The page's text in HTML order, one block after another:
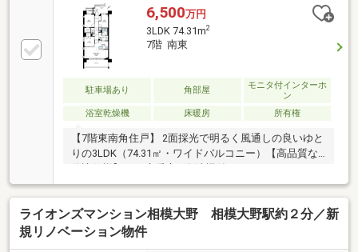
心設計】 相模大野駅徒歩1分 × 地震の揺れを抑える
「免震構造」マンション【収納＆セキュリティ】 WIC
をはじめ全居室収納完備。オートロック・防犯カメ
ラ・宅配BOX設置【ペット飼育可】 ペット用施設有。
現在空家のため、ゆっくりとご内覧いただけます
6,500万円
3LDK 74.31m2
7階 南東
駐車場あり 角部屋
モニタ付インターホ
ン
浴室乾燥機
床暖房 所有権
【7階東南角住戸】 2面採光で明るく風通しの良いゆと
りの3LDK（74.31㎡・ワイドバルコニー）【高品質な
/ 1坪サイズ浴室乾燥機 / タンクレストイレ【利便＆安
心設計】 相模大野駅徒歩1分 × 地震の揺れを抑える
「免震構造」マンション【収納＆セキュリティ】 WIC
をはじめ全居室収納完備。オートロック・防犯カメ
ライオンズマンション相模大野 相模大野駅約２分／新
規リノベーション物件